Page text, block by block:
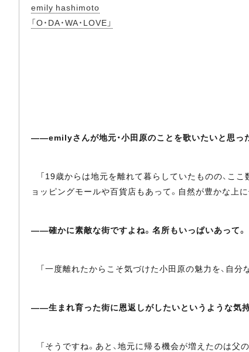
emily hashimoto
「O・DA・WA・LOVE」
――emilyさんが地元・小田原のことを歌いたいと思っ
「19歳からは地元を離れて暮らしていたものの、こ
ョッピングモールや百貨店もあって。自然が豊かな上
――確かに素敵な街ですよね。名所もいっぱいあって。
「一度離れたからこそ気づけた小田原の魅力を、自分
――生まれ育った街に恩返しがしたいというような気
「そうですね。あと、地元に帰る機会が増えたのは